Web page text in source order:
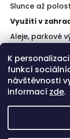
K
funkcí
návštěvnosti
informací zde.
Slunce až
Využití v
Aleje, parkové
Zalévejte
Chraňte
Plusy a limity
Plus:
Limit: méně